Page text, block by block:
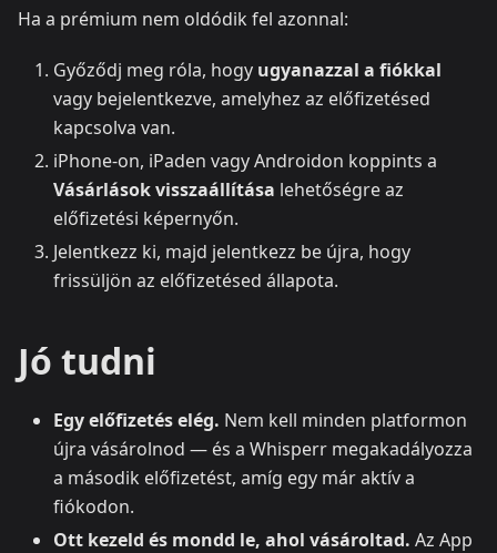
Ha a prémium nem oldódik fel azonnal:
Győződj meg róla, hogy ugyanazzal a fiókkal
vagy bejelentkezve, amelyhez az előfizetésed
kapcsolva van.
iPhone-on, iPaden vagy Androidon koppints a
Vásárlások visszaállítása lehetőségre az
előfizetési képernyőn.
Jelentkezz ki, majd jelentkezz be újra, hogy
frissüljön az előfizetésed állapota.
Jó tudni
Egy előfizetés elég. Nem kell minden platformon
újra vásárolnod — és a Whisperr megakadályozza
a második előfizetést, amíg egy már aktív a
fiókodon.
Ott kezeld és mondd le, ahol vásároltad. Az App